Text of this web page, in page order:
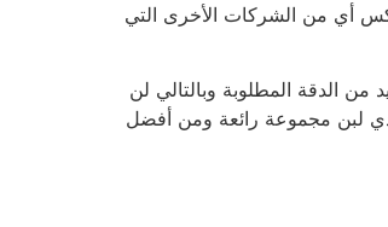
أي من الشركات الأخرى التي
الدقة المطلوبة وبالتالي لن
لبن مجموعة رائعة ومن أفضل